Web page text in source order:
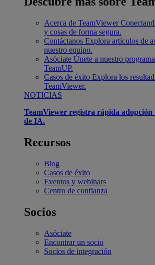
Acerca de TeamViewer
y cosas de forma segura.
Contáctanos Explora artículos de
nuestro equipo.
Asóciate Únete a nuestro
TeamUP.
Casos de éxito Explora los
TeamViewer.
NOTICIAS
TeamViewer registra rápida adopción
de IA.
Recursos
Blog
Casos de éxito
Eventos y webinars
Centro de confianza
Socios
Asóciate
Encontrar un socio
Socios de integración